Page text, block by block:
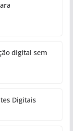
digital sem